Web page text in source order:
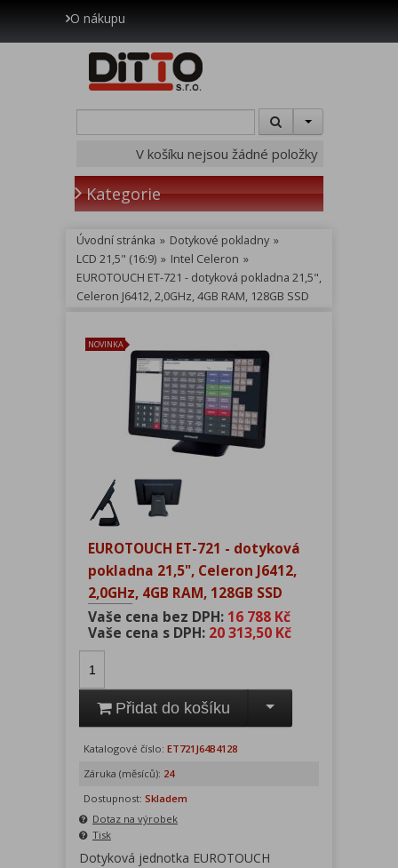
O nákupu
V košíku nejsou žádné položky
Kategorie
Úvodní stránka » Dotykové pokladny »
LCD 21,5" (16:9) » Intel Celeron »
EUROTOUCH ET-721 - dotyková pokladna 21,5",
Celeron J6412, 2,0GHz, 4GB RAM, 128GB SSD
NOVINKA
EUROTOUCH ET-721 - dotyková
pokladna 21,5", Celeron J6412,
2,0GHz, 4GB RAM, 128GB SSD
Vaše cena bez DPH: 16 788 Kč
Vaše cena s DPH: 20 313,50 Kč
Přidat do košíku
Katalogové číslo: ET721J64B4128
Záruka (měsíců): 24
Dostupnost: Skladem
Dotaz na výrobek
Tisk
Dotyková jednotka EUROTOUCH